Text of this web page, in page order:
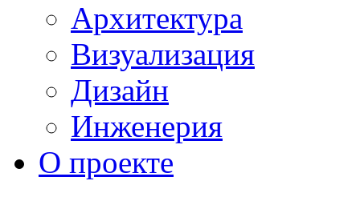
Архитектура
Визуализация
Дизайн
Инженерия
О проекте